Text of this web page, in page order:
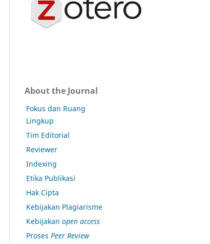
About the Journal
Fokus dan Ruang
Lingkup
Tim Editorial
Reviewer
Indexing
Etika Publikasi
Hak Cipta
Kebijakan Plagiarisme
Kebijakan open access
Proses Peer Review